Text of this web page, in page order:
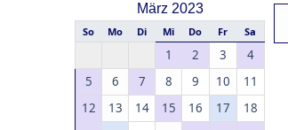
März 2023
So Mo Di Mi Do Fr Sa
1 2 3
4
5
6 7 8 9 10
11
12
13 14 15 16 17
18